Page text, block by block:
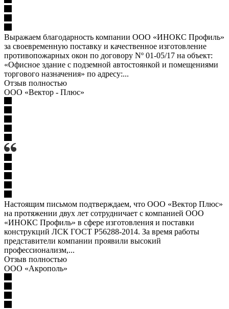
Выражаем благодарность компании ООО «ИНОКС Профиль»
за своевременную поставку и качественное изготовление
противопожарных окон по договору Nº 01-05/17 на объект:
«Офисное здание с подземной автостоянкой и помещениями
торгового назначения» по адресу:...
Отзыв полностью
ООО «Вектор - Плюс»
Настоящим письмом подтверждаем, что ООО «Вектор Плюс»
на протяжении двух лет сотрудничает с компанией ООО
«ИНОКС Профиль» в сфере изготовления и поставки
конструкций ЛСК ГОСТ Р56288-2014. За время работы
представители компании проявили высокий
профессионализм,...
Отзыв полностью
ООО «Акрополь»